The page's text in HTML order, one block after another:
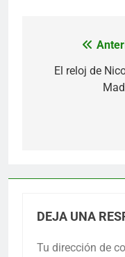
Navegación
El reloj de
DEJA UNA
Tu dirección de